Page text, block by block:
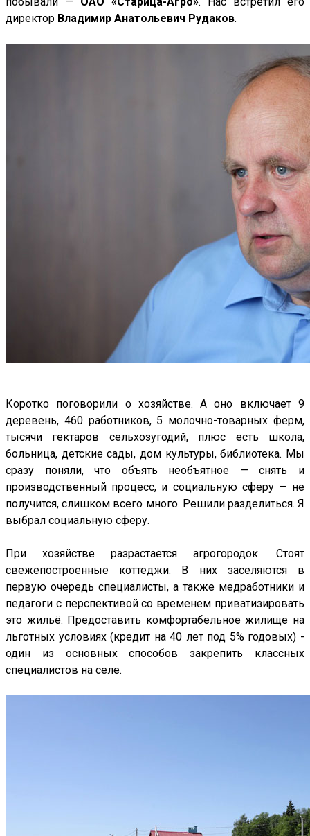
директор Владимир Анатольевич Рудаков.
Коротко поговорили о хозяйстве. А оно включает 9
деревень, 460 работников, 5 молочно-товарных ферм,
тысячи гектаров сельхозугодий, плюс есть школа,
больница, детские сады, дом культуры, библиотека. Мы
сразу поняли, что объять необъятное — снять и
производственный процесс, и социальную сферу — не
получится, слишком всего много. Решили разделиться. Я
выбрал социальную сферу.
При хозяйстве разрастается агрогородок. Стоят
свежепостроенные коттеджи. В них заселяются в
первую очередь специалисты, а также медработники и
педагоги с перспективой со временем приватизировать
это жильё. Предоставить комфортабельное жилище на
льготных условиях (кредит на 40 лет под 5% годовых) -
один из основных способов закрепить классных
специалистов на селе.